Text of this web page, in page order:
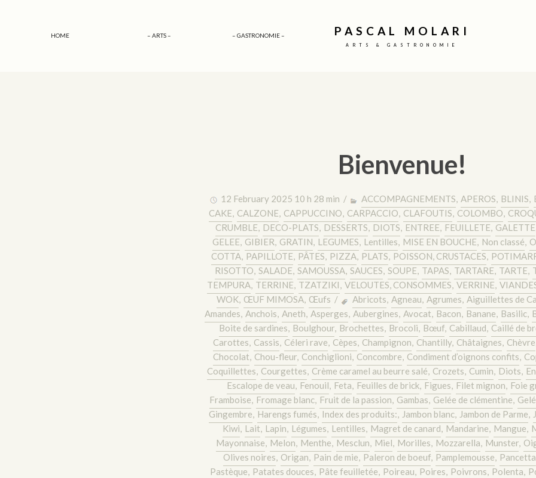
HOME – ARTS – – GASTRONOMIE – PASCAL MOLARI
ARTS & GASTRONOMIE
Bienvenue!
12 February 2025 10 h 28 min / ACCOMPAGNEMENTS, APEROS, BLINIS,
CAKE, CALZONE, CAPPUCCINO, CARPACCIO, CLAFOUTIS, COLOMBO,
CRUMBLE, DECO-PLATS, DESSERTS, DIOTS, ENTREE, FEUILLETE, GALETTE
GELEE, GIBIER, GRATIN, LEGUMES, Lentilles, MISE EN BOUCHE, Non classé,
COTTA, PAPILLOTE, PÂTES, PIZZA, PLATS, POISSON, CRUSTACES,
RISOTTO, SALADE, SAMOUSSA, SAUCES, SOUPE, TAPAS, TARTARE, TARTE,
TEMPURA, TERRINE, TZATZIKI, VELOUTES, CONSOMMES, VERRINE,
WOK, ŒUF MIMOSA, Œufs / Abricots, Agneau, Agrumes, Aiguillettes de
Amandes, Anchois, Aneth, Asperges, Aubergines, Avocat, Bacon, Banane, Basilic,
Boite de sardines, Boulghour, Brochettes, Brocoli, Bœuf, Cabillaud, Caillé de
Carottes, Cassis, Céleri rave, Cèpes, Champignon, Chantilly, Châtaignes, Chèvre
Chocolat, Chou-fleur, Conchiglioni, Concombre, Condiment d’oignons confits,
Coquillettes, Courgettes, Crème caramel au beurre salé, Crozets, Cumin, Diots,
Escalope de veau, Fenouil, Feta, Feuilles de brick, Figues, Filet mignon, Foie
Framboise, Fromage blanc, Fruit de la passion, Gambas, Gelée de clémentine,
Gingembre, Harengs fumés, Index des produits:, Jambon blanc, Jambon de Parme,
Kiwi, Lait, Lapin, Légumes, Lentilles, Magret de canard, Mandarine, Mangue,
Mayonnaise, Melon, Menthe, Mesclun, Miel, Morilles, Mozzarella, Munster,
Olives noires, Origan, Pain de mie, Paleron de boeuf, Pamplemousse, Pancetta
Pastèque, Patates douces, Pâte feuilletée, Poireau, Poires, Poivrons, Polenta,